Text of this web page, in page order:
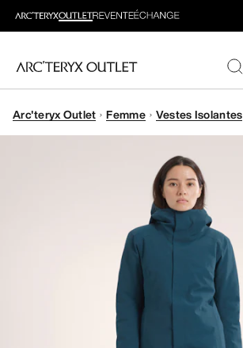
FEMME
Arc'teryx Outlet Femme Vestes Isolantes